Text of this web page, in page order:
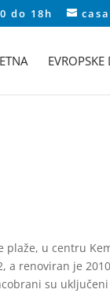
do 18h
EVROPSKE
plaže, u centru
a renoviran je
su